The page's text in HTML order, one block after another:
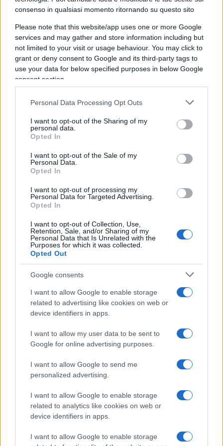
consenso in qualsiasi momento ritornando su questo sito
Please note that this website/app uses one or more Google
services and may gather and store information including but
not limited to your visit or usage behaviour. You may click to
grant or deny consent to Google and its third-party tags to
use your data for below specified purposes in below Google
consent section.
Personal Data Processing Opt Outs
I want to opt-out of the Sharing of my
personal data.
Opted In
I want to opt-out of the Sale of my
Personal Data.
Opted In
I want to opt-out of processing my
Personal Data for Targeted Advertising.
Opted In
I want to opt-out of Collection, Use,
Retention, Sale, and/or Sharing of my
Personal Data that Is Unrelated with the
Purposes for which it was collected.
Opted Out
Google consents
I want to allow Google to enable storage
related to advertising like cookies on web or
device identifiers in apps.
I want to allow my user data to be sent to
Google for online advertising purposes.
I want to allow Google to send me
personalized advertising.
I want to allow Google to enable storage
related to analytics like cookies on web or
device identifiers in apps.
I want to allow Google to enable storage
Stato “per un periodo minimo di un anno e fino al
massimo di tre anni, nonché la chiusura dello
stabilimento di produzione, per lo stesso
periodo”.
di decreto raccoglie una petizione promossa
proprio dal presidenteEttore Prandini
insieme a
Campagna Amica, World Farmers Markets
Europe e Filiera Italia. “Ringraziamo il Governo per
aver accolto il nostro appello a fermare una
pericolosa deriva che mette a rischio il futuro
della cultura alimentare nazionale, delle
Made in Italye la stessa democrazia
economica – dice Prandini – le bugie sul cibo in
provetta confermano che c’è una precisa strategia
delle multinazionali che con abili operazioni di
naturalifondati sulla qualità e la tradizione. La
verità è che non si tratta di carne ma di un
l’ambiente perché consuma più acqua ed energia
di molti allevamenti tradizionali”.
Per approfondire
Chi c’è dietro il cibo artificiale: le lobby per la